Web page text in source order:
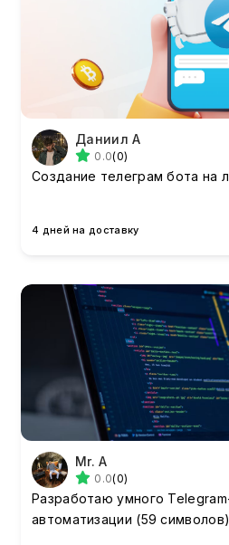
Даниил А
0.0(0)
Создание телеграм бота на
4 дней на доставку
Mr. A
0.0(0)
Разработаю умного